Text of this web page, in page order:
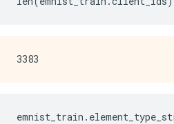
emnist_train .